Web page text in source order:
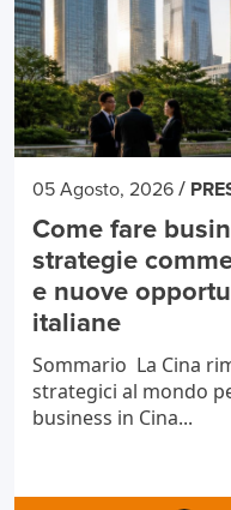
05 Agosto, 2026 /
Come fare
strategie
e nuove
italiane
Sommario La Cina
strategici al mondo
business in Cina...